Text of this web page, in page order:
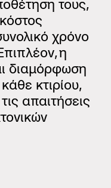
τους,
χρόνο
η
διαμόρφωση
κτιρίου,
απαιτήσεις